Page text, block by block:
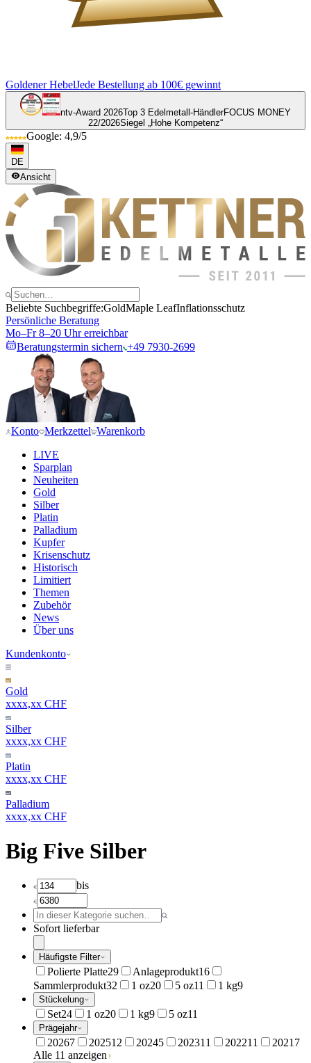
Goldener HebelJede Bestellung ab 100€ gewinnt
ntv-Award 2026Top 3 Edelmetall-HändlerFOCUS MONEY
22/2026Siegel „Hohe Kompetenz“
Google: 4,9/5
DE
Ansicht
Beliebte Suchbegriffe:GoldMaple LeafInflationsschutz
Persönliche Beratung
Mo–Fr 8–20 Uhr erreichbar
Beratungstermin sichern +49 7930-2699
Konto Merkzettel Warenkorb
LIVE
Sparplan
Neuheiten
Gold
Silber
Platin
Palladium
Kupfer
Krisenschutz
Historisch
Limitiert
Themen
Zubehör
News
Über uns
Kundenkonto
Gold
xxxx,xx CHF
Silber
xxxx,xx CHF
Platin
xxxx,xx CHF
Palladium
xxxx,xx CHF
Big Five Silber
bis
Sofort lieferbar
Häufigste Filter
Polierte Platte29 Anlageprodukt16
Sammlerprodukt32 1 oz20 5 oz11 1 kg9
Stückelung
Set24 1 oz20 1 kg9 5 oz11
Prägejahr
20267 202512 20245 202311 202211 2021 7
Alle 11 anzeigen